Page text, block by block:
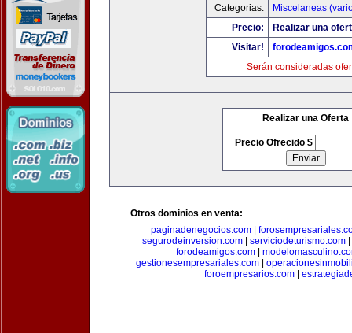
Categorias:
Miscelaneas
Precio:
Realizar una
Visitar!
Serán consideradas
Realizar una Oferta
Precio Ofrecido $
Otros dominios en venta:
paginadenegocios.com
segurodeinversion.com| serviciodeturismo.com|
forodeamigos.com
gestionesempresariales.com
foroempresarios.com